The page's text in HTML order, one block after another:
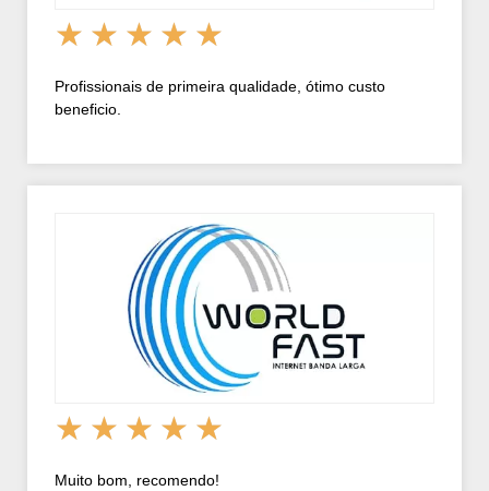
★ ★ ★ ★ ★
Profissionais de primeira qualidade, ótimo custo
beneficio.
★ ★ ★ ★ ★
Muito bom, recomendo!